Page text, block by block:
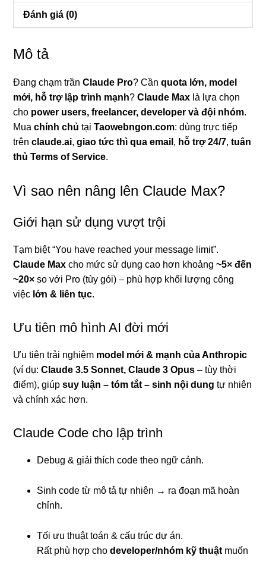
x20
Đánh giá (0)
Mô tả
Đang chạm trầnClaude Pro? Cầnquota lớn, model
mới, hỗ trợ lập trình mạnh?Claude Max là lựa chọn
cho power users, freelancer, developer và đội nhóm.
Muachính chủ tạiTaowebngon.com: dùng trực tiếp
trênclaude.ai,giao tức thì qua email , hỗ trợ 24/7,tuân
thủ Terms of Service.
Vì sao nên nâng lên Claude Max?
Giới hạn sử dụng vượt trội
Tạm biệt “You have reached your message limit”.
Claude Max cho mức sử dụng cao hơn khoảng~5× đến
~20× so với Pro (tùy gói) – phù hợp khối lượng công
việc lớn & liên tục.
Ưu tiên mô hình AI đời mới
Ưu tiên trải nghiệm model mới & mạnh của Anthropic
(ví dụ:Claude 3.5 Sonnet, Claude 3 Opus – tùy thời
điểm), giúpsuy luận – tóm tắt – sinh nội dung tự nhiên
và chính xác hơn.
Claude Code cho lập trình
Debug & giải thích code theo ngữ cảnh.
Sinh code từ mô tả tự nhiên → ra đoạn mã hoàn
chỉnh.
Tối ưu thuật toán & cấu trúc dự án.
Rất phù hợp chodeveloper/nhóm kỹ thuậtmuốn